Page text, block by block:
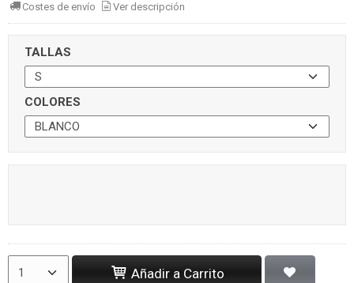
Costes de envío Ver descripción
TALLAS
COLORES
Añadir a Carrito